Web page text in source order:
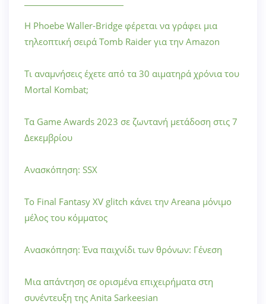
Η Phoebe Waller-Bridge φέρεται να γράφει μια
τηλεοπτική σειρά Tomb Raider για την Amazon
Τι αναμνήσεις έχετε από τα 30 αιματηρά χρόνια του
Mortal Kombat;
Τα Game Awards 2023 σε ζωντανή μετάδοση στις 7
Δεκεμβρίου
Ανασκόπηση: SSX
Το Final Fantasy XV glitch κάνει την Areana μόνιμο
μέλος του κόμματος
Ανασκόπηση: Ένα παιχνίδι των θρόνων: Γένεση
Μια απάντηση σε ορισμένα επιχειρήματα στη
συνέντευξη της Anita Sarkeesian